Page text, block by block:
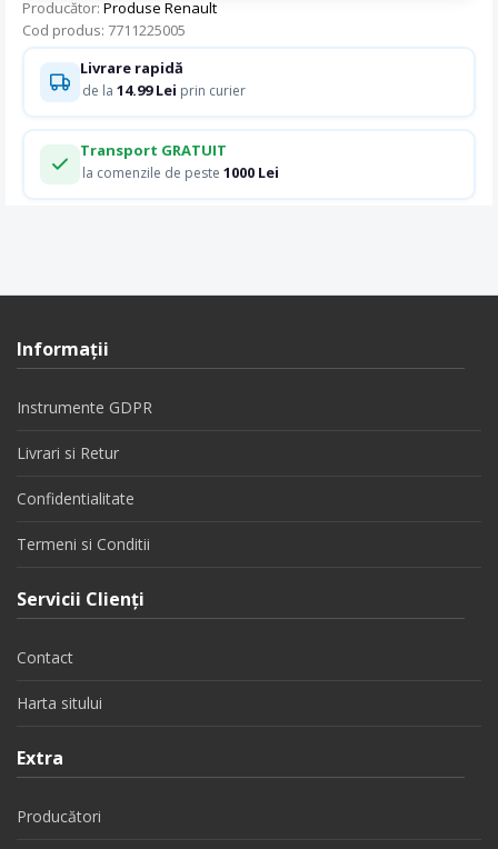
Producător: Produse Renault
Cod produs: 7711225005
Livrare rapidă
de la 14.99 Lei prin curier
Transport GRATUIT
la comenzile de peste 1000 Lei
Informaţii
Instrumente GDPR
Livrari si Retur
Confidentialitate
Termeni si Conditii
Servicii Clienţi
Contact
Harta sitului
Extra
Producători